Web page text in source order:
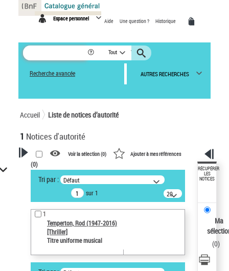
Espace personnel Aide Une question ? Historique
Tout
Recherche avancée AUTRES RECHERCHES
Accueil Liste de notices d’autorité
1 Notices d'autorité
VOTRE RECHERCHE
Recherche avancée dans les
notices d’autorité
Œuvres liées à l'auteur :
Temperton, Rod (1947-2016)
Sauvegarder votre recherche
AFFINER
Type de notice d'autorité
Voir la sélection (0) Ajouter à mes références
(0)
Tri par : Défaut
sur 1
20
résultats/page
1
Temperton, Rod (1947-2016)
[Thriller]
Titre uniforme musical
RÉCUPÉRER
LES
NOTICES
Ma
(0)
Panneau de gestion des cookies